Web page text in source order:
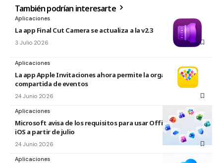
También podrían interesarte
Aplicaciones
La app Final Cut Camera se actualiza a la v2.3
3 Julio 2026
Aplicaciones
La app Apple Invitaciones ahora permite la organización
compartida de eventos
24 Junio 2026
Aplicaciones
Microsoft avisa de los requisitos para usar Office en macOS y
iOS a partir de julio
24 Junio 2026
Aplicaciones